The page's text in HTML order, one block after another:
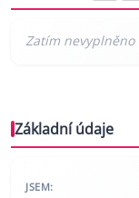
Základní údaje
JSEM: